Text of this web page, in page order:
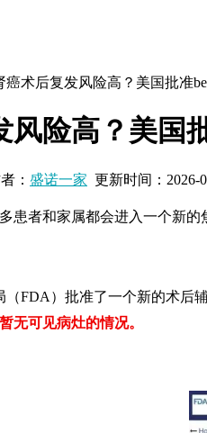
癌术后复发风险高？美国批准
风险高？美国
： 盛诺一家 更新时间： 2026-
患者和家属都会进入一个新
（FDA ）批准了一个新的术后
无可见病灶的情况。